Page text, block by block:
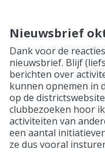
Nieuwsbrief
Dank voor de
nieuwsbrief. Blijf
berichten over
kunnen opnemen in
op de
clubbezoeken hoor
activiteiten van
een aantal
ze dus vooral